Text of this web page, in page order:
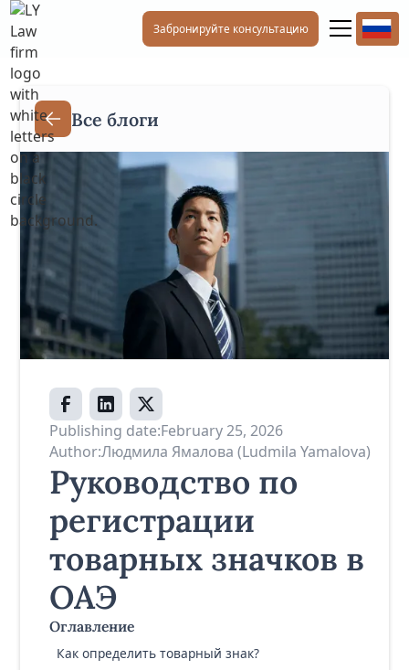
Забронируйте консультацию
Все блоги
Publishing date:February 25, 2026
Author:Людмила Ямалова (Ludmila Yamalova)
Руководство по
регистрации
товарных значков в
ОАЭ
Оглавление
Как определить товарный знак?